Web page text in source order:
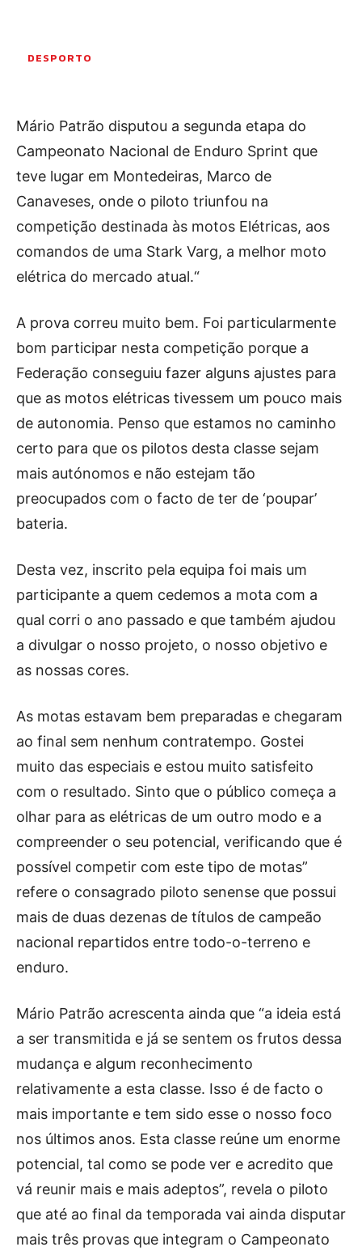
Onde comprar o Jornal
Voz da Solidariedade
»»» Fundação Aurora Borges
Seia em Números
Contactos
Tel. 238 310 090 (chamada para a rede fixa nacional)
E-mail: jornalsantamarinha@gmail.com
Facebook Instagram Youtube
Estatuto editorial Sobre o Jornal
Contactos
Ficha Técnica
DESPORTO
Mário Patrão disputou a segunda etapa do
Campeonato Nacional de Enduro Sprint que
teve lugar em Montedeiras, Marco de
Canaveses, onde o piloto triunfou na
competição destinada às motos Elétricas, aos
comandos de uma Stark Varg, a melhor moto
elétrica do mercado atual.“
A prova correu muito bem. Foi particularmente
bom participar nesta competição porque a
Federação conseguiu fazer alguns ajustes para
que as motos elétricas tivessem um pouco mais
de autonomia. Penso que estamos no caminho
certo para que os pilotos desta classe sejam
mais autónomos e não estejam tão
preocupados com o facto de ter de ‘poupar’
bateria.
Desta vez, inscrito pela equipa foi mais um
participante a quem cedemos a mota com a
qual corri o ano passado e que também ajudou
a divulgar o nosso projeto, o nosso objetivo e
as nossas cores.
As motas estavam bem preparadas e chegaram
ao final sem nenhum contratempo. Gostei
muito das especiais e estou muito satisfeito
com o resultado. Sinto que o público começa a
olhar para as elétricas de um outro modo e a
compreender o seu potencial, verificando que é
possível competir com este tipo de motas”
refere o consagrado piloto senense que possui
mais de duas dezenas de títulos de campeão
nacional repartidos entre todo-o-terreno e
enduro.
Mário Patrão acrescenta ainda que “a ideia está
a ser transmitida e já se sentem os frutos dessa
mudança e algum reconhecimento
relativamente a esta classe. Isso é de facto o
mais importante e tem sido esse o nosso foco
nos últimos anos. Esta classe reúne um enorme
potencial, tal como se pode ver e acredito que
vá reunir mais e mais adeptos”, revela o piloto
que até ao final da temporada vai ainda disputar
mais três provas que integram o Campeonato